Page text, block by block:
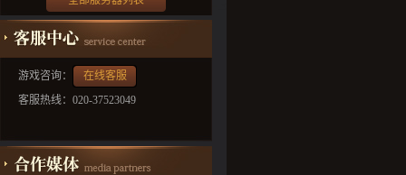
游戏咨询：
在线客服
客服热线：020-37523049